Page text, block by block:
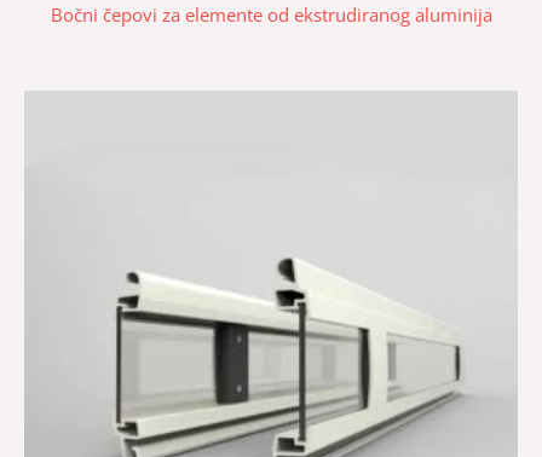
Bočni čepovi za elemente od ekstrudiranog aluminija